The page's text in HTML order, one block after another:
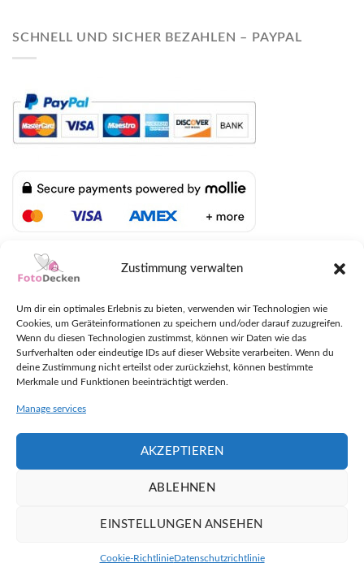
Zustimmung verwalten
Um dir ein optimales Erlebnis zu bieten, verwenden wir Technologien wie
Cookies, um Geräteinformationen zu speichern und/oder darauf zuzugreifen.
Wenn du diesen Technologien zustimmst, können wir Daten wie das
Surfverhalten oder eindeutige IDs auf dieser Website verarbeiten. Wenn du
deine Zustimmung nicht erteilst oder zurückziehst, können bestimmte
Merkmale und Funktionen beeinträchtigt werden.
Manage services
AKZEPTIEREN
ABLEHNEN
EINSTELLUNGEN ANSEHEN
Cookie-RichtlinieDatenschutzrichtlinie
SCHNELL UND SICHER BEZAHLEN – PAYPAL
LIEFERUNG MIT DHL UND UPS
Copyright 2026 ©FotoDecken.at